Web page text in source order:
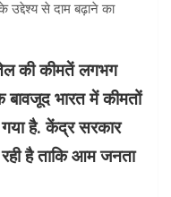
से दाम बढ़ाने का
की कीमतें लगभग
भारत में कीमतों
गया है. केंद्र सरकार
है ताकि आम जनता